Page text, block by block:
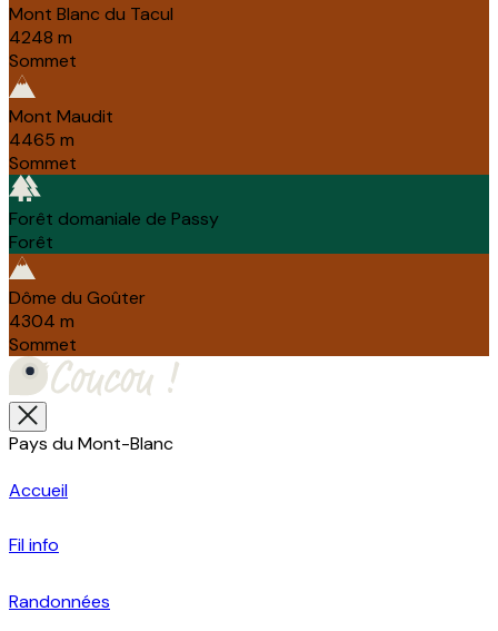
Mont Blanc du Tacul
4248 m
Sommet
Mont Maudit
4465 m
Sommet
Forêt domaniale de Passy
Forêt
Dôme du Goûter
4304 m
Sommet
Pays du Mont-Blanc
Accueil
Fil info
Randonnées